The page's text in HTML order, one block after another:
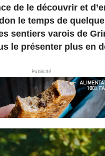
de le découvrir et
le temps de
sentiers varois de
le présenter plus en
Publicité